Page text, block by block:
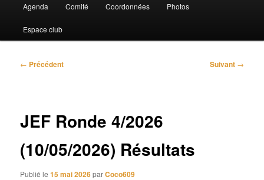
Agenda Comité Coordonnées Photos
Espace club
Navigation
← Précédent Suivant →
JEF Ronde 4/2026
(10/05/2026) Résultats
Publié le15 mai 2026parCoco609